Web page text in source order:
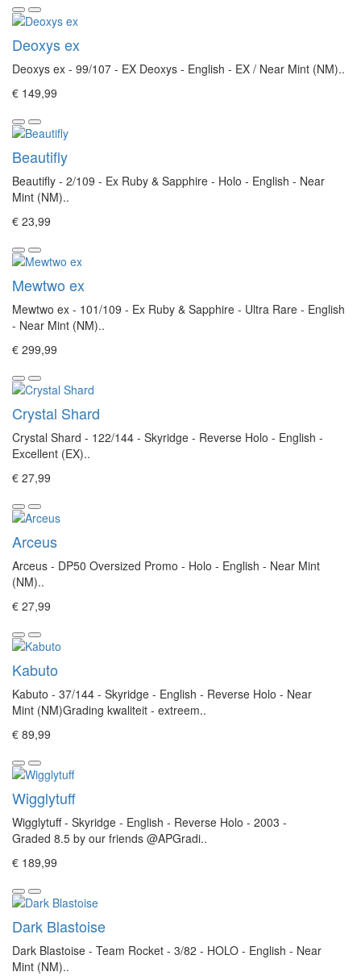
Deoxys ex
Deoxys ex - 99/107 - EX Deoxys - English - EX / Near Mint (NM)..
€ 149,99
Beautifly
Beautifly - 2/109 - Ex Ruby & Sapphire - Holo - English - Near
Mint (NM)..
€ 23,99
Mewtwo ex
Mewtwo ex - 101/109 - Ex Ruby & Sapphire - Ultra Rare - English
- Near Mint (NM)..
€ 299,99
Crystal Shard
Crystal Shard - 122/144 - Skyridge - Reverse Holo - English -
Excellent (EX)..
€ 27,99
Arceus
Arceus - DP50 Oversized Promo - Holo - English - Near Mint
(NM)..
€ 27,99
Kabuto
Kabuto - 37/144 - Skyridge - English - Reverse Holo - Near
Mint (NM)Grading kwaliteit - extreem..
€ 89,99
Wigglytuff
Wigglytuff - Skyridge - English - Reverse Holo - 2003 -
Graded 8.5 by our friends @APGradi..
€ 189,99
Dark Blastoise
Dark Blastoise - Team Rocket - 3/82 - HOLO - English - Near
Mint (NM)..